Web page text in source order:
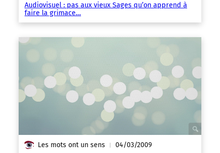
Audiovisuel : pas aux vieux Sages qu’on apprend à
faire la grimace…
Les mots ont un sens | 04/03/2009